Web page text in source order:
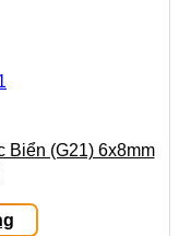
Biển (G21) 6x8mm